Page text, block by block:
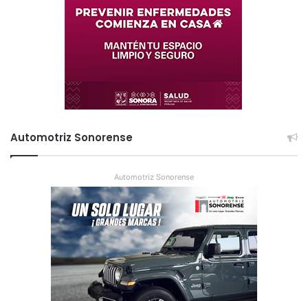
Automotriz Sonorense
Automotriz Sonorense